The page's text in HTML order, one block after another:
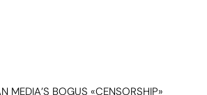
MEDIA’S BOGUS «CENSORSHIP»